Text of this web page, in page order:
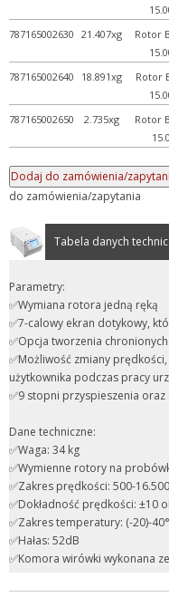
787165002630 21.407xg
Rotor
787165002640 18.891xg
Rotor
787165002650 2.735xg
Rotor
do zamówienia/zapytania
Tabela danych
Parametry:
✅Wymiana rotora jedną ręką
✅7-calowy ekran dotykowy,
✅Opcja tworzenia
✅Możliwość zmiany
użytkownika podczas pracy
✅9 stopni przyspieszenia
Dane techniczne:
✅Waga: 34 kg
✅Wymienne rotory na
✅Zakres prędkości: 500-
✅Dokładność prędkości: ±10
✅Zakres temperatury: (-20)-
✅Hałas: 52dB
✅Komora wirówki wykonana